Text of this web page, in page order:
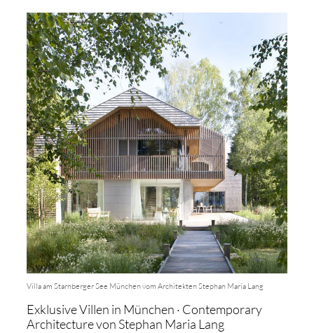
Villa am Starnberger See München vom Architekten Stephan Maria Lang
Exklusive Villen in München · Contemporary
Architecture von Stephan Maria Lang